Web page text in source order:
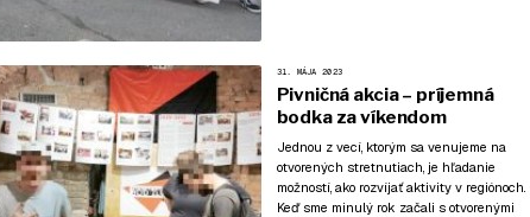
31. MÁJA 2023
Pivničná akcia – príjemná
bodka za víkendom
Jednou z vecí, ktorým sa venujeme na
otvorených stretnutiach, je hľadanie
možností, ako rozvíjať aktivity v regiónoch.
Keď sme minulý rok začali s otvorenými